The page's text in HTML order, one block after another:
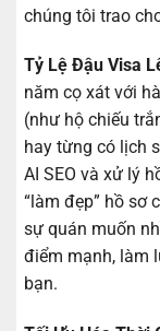
chúng tôi trao
Tỷ Lệ Đậu Visa
năm cọ xát với
(như hộ chiếu
hay từng có lịch
AI SEO và xử lý
“làm đẹp” hồ sơ
sự quán muốn
điểm mạnh, làm
bạn.